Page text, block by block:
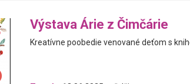
Výstava Árie z Čimčárie
Kreatívne poobedie venované deťom s